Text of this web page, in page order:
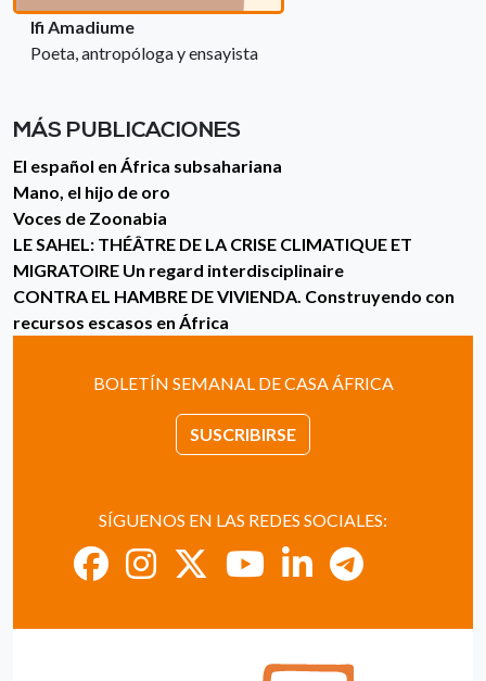
Ifi Amadiume
Poeta, antropóloga y ensayista
MÁS PUBLICACIONES
El español en África subsahariana
Mano, el hijo de oro
Voces de Zoonabia
LE SAHEL: THÉÂTRE DE LA CRISE CLIMATIQUE ET
MIGRATOIRE Un regard interdisciplinaire
CONTRA EL HAMBRE DE VIVIENDA. Construyendo con
recursos escasos en África
BOLETÍN SEMANAL DE CASA ÁFRICA
SUSCRIBIRSE
SÍGUENOS EN LAS REDES SOCIALES: